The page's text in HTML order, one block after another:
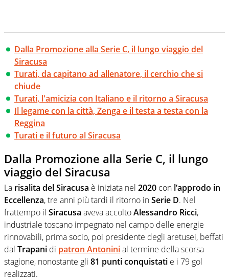
Dalla Promozione alla Serie C, il lungo viaggio del
Siracusa
Turati, da capitano ad allenatore, il cerchio che si
chiude
Turati, l'amicizia con Italiano e il ritorno a Siracusa
Il legame con la città, Zenga e il testa a testa con la
Reggina
Turati e il futuro al Siracusa
Dalla Promozione alla Serie C, il lungo
viaggio del Siracusa
La risalita del Siracusa è iniziata nel 2020 con l’approdo in
Eccellenza, tre anni più tardi il ritorno inSerie D. Nel
frattempo il Siracusa aveva accoltoAlessandro Ricci,
industriale toscano impegnato nel campo delle energie
rinnovabili, prima socio, poi presidente degli aretusei, beffati
dal Trapani di patron Antoninial termine della scorsa
stagione, nonostante gli 81 punti conquistati e i 79 gol
realizzati.